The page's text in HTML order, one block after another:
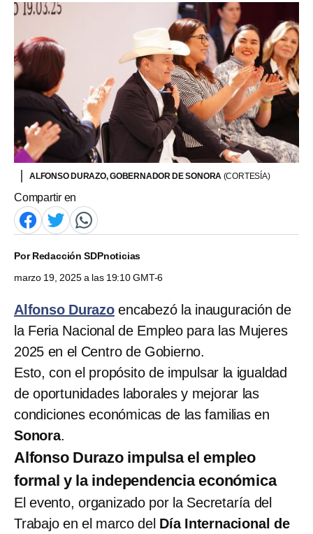
ALFONSO DURAZO, GOBERNADOR DE SONORA (CORTESÍA)
Compartir en
PorRedacción SDPnoticias
marzo 19, 2025 a las 19:10 GMT-6
Alfonso Durazoencabezó la inauguración de
la Feria Nacional de Empleo para las Mujeres
2025 en el Centro de Gobierno.
Esto, con el propósito de impulsar la igualdad
de oportunidades laborales y mejorar las
condiciones económicas de las familias en
Sonora.
Alfonso Durazo impulsa el empleo
formal y la independencia económica
El evento, organizado por la Secretaría del
Trabajo en el marco del Día Internacional de